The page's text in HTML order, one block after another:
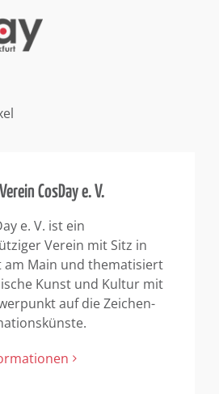
CosDay e. V.
e. V. ist ein
Verein mit Sitz in
am Main und thematisiert
Kunst und Kultur mit
auf die Zeichen-